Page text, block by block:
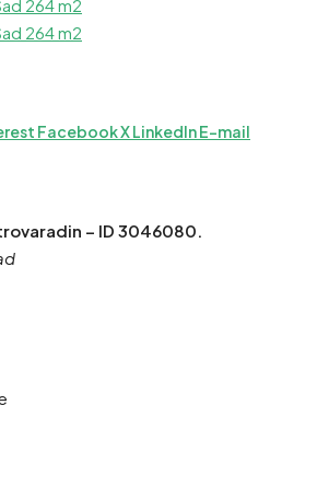
FacebookXLinkedInE-mail
– ID 3046080.